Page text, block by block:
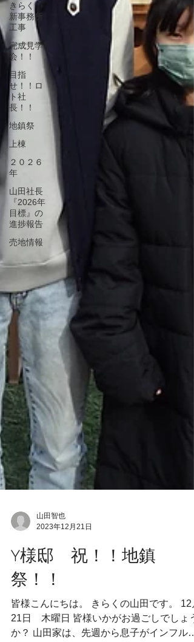
きらく
新事務所
工事
完成見学
会！！
目指
せ！！ロ
ト社
長！！
地鎮祭
上棟
２０２６
年
山田社長
『2026年
目標』の
進捗報告
売地情報
山田智也
2023年12月21日
Y様邸 祝！！地鎮
祭！！
皆様こんにちは。 きらくの山田です。 12